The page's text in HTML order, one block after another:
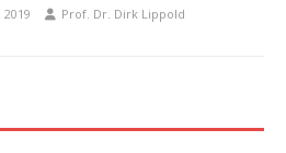
2019 Prof. Dr. Dirk Lippold